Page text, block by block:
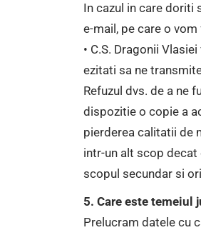
In cazul in care doriti
e-mail, pe care o
• C.S. Dragonii
ezitati sa ne
Refuzul dvs. de a ne
dispozitie o copie a
pierderea calitatii de
intr-un alt scop decat
scopul secundar si
5. Care este temeiul
Prelucram datele cu